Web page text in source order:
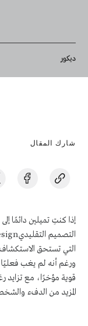
Breadcrumb
ديكور
شارك المقال
إذا كنتِ تميلين دائمًا
التي تستحق
ورغم أنه لم يغب
قوية مؤخرًا، مع تزايد
المزيد من الدفء